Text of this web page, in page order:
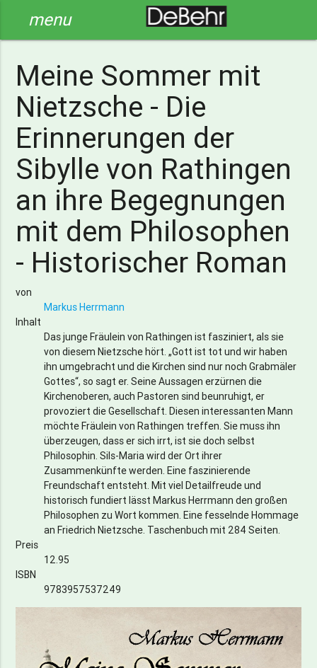
menu
Meine Sommer mit
Nietzsche - Die
Erinnerungen der
Sibylle von Rathingen
an ihre Begegnungen
mit dem Philosophen
- Historischer Roman
von
Markus Herrmann
Inhalt
Das junge Fräulein von Rathingen ist fasziniert, als sie
von diesem Nietzsche hört. „Gott ist tot und wir haben
ihn umgebracht und die Kirchen sind nur noch Grabmäler
Gottes“, so sagt er. Seine Aussagen erzürnen die
Kirchenoberen, auch Pastoren sind beunruhigt, er
provoziert die Gesellschaft. Diesen interessanten Mann
möchte Fräulein von Rathingen treffen. Sie muss ihn
überzeugen, dass er sich irrt, ist sie doch selbst
Philosophin. Sils-Maria wird der Ort ihrer
Zusammenkünfte werden. Eine faszinierende
Freundschaft entsteht. Mit viel Detailfreude und
historisch fundiert lässt Markus Herrmann den großen
Philosophen zu Wort kommen. Eine fesselnde Hommage
an Friedrich Nietzsche. Taschenbuch mit 284 Seiten.
Preis
12.95
ISBN
9783957537249